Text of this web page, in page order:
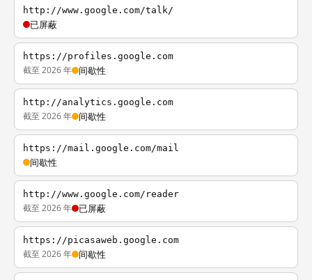
http://www.google.com/talk/
已屏蔽
https://profiles.google.com
截至 2026 年 间歇性
http://analytics.google.com
截至 2026 年 间歇性
https://mail.google.com/mail
间歇性
http://www.google.com/reader
截至 2026 年 已屏蔽
https://picasaweb.google.com
截至 2026 年 间歇性